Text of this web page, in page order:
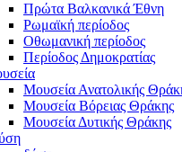
Πρώτα Βαλκανικά Έθνη
Ρωμαϊκή περίοδος
Οθωμανική περίοδος
Περίοδος Δημοκρατίας
Μουσεία Ανατολικής
Μουσεία Βόρειας Θράκης
Μουσεία Δυτικής Θράκης